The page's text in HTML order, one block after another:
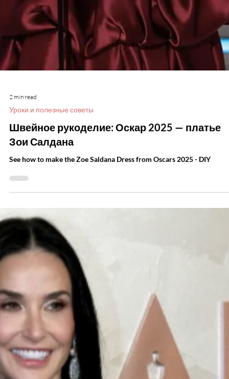
2 min read
Уроки и полезные советы
Швейное рукоделие: Оскар 2025 — платье
Зои Салдана
See how to make the Zoe Saldana Dress from Oscars 2025 - DIY